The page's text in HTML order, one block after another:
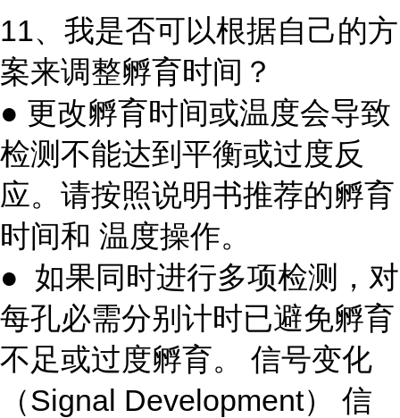
11、我是否可以根据自己的方
案来调整孵育时间？
● 更改孵育时间或温度会导致
检测不能达到平衡或过度反
应。请按照说明书推荐的孵育
时间和 温度操作。
● 如果同时进行多项检测，对
每孔必需分别计时已避免孵育
不足或过度孵育。 信号变化
（Signal Development） 信